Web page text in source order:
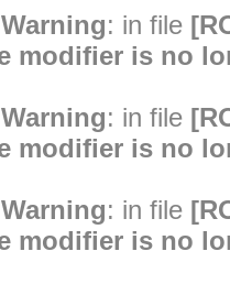
: in file
modifier is no
: in file
modifier is no
: in file
modifier is no